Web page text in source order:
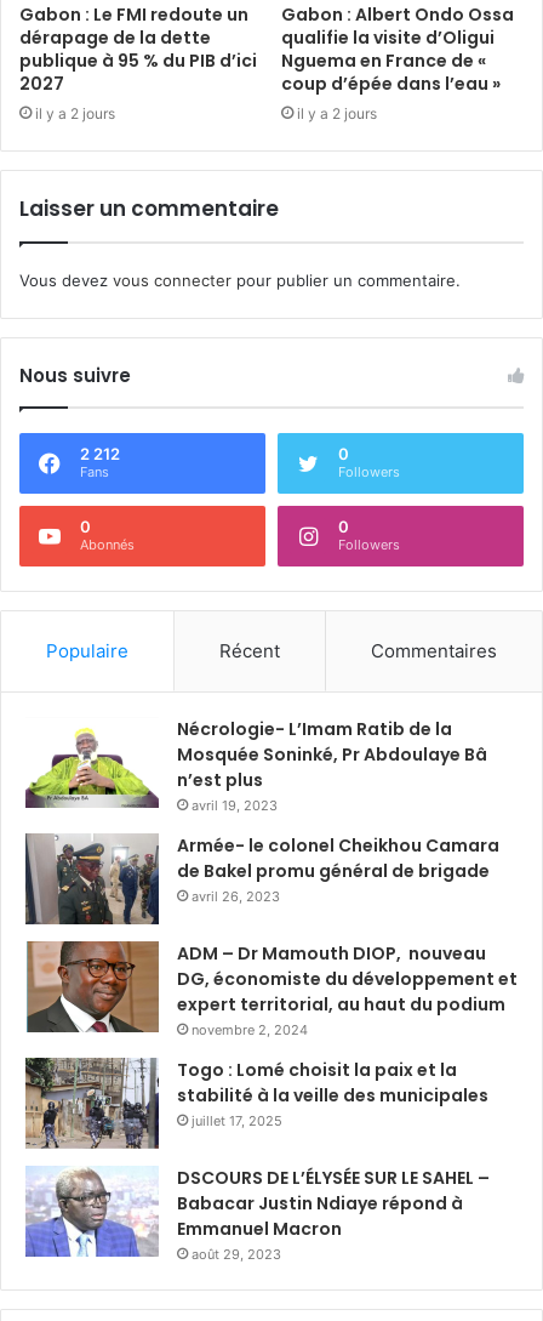
Gabon : Le FMI redoute un
dérapage de la dette
publique à 95 % du PIB d’ici
2027
il y a 2 jours
Gabon : Albert Ondo Ossa
qualifie la visite d’Oligui
Nguema en France de «
coup d’épée dans l’eau »
il y a 2 jours
Laisser un commentaire
Vous devez vous connecter pour publier un commentaire.
Nous suivre
2 212
Fans
0
Followers
0
Abonnés
0
Followers
Populaire Récent Commentaires
Nécrologie- L’Imam Ratib de la
Mosquée Soninké, Pr Abdoulaye Bâ
n’est plus
avril 19, 2023
Armée- le colonel Cheikhou Camara
de Bakel promu général de brigade
avril 26, 2023
ADM – Dr Mamouth DIOP, nouveau
DG, économiste du développement et
expert territorial, au haut du podium
novembre 2, 2024
Togo : Lomé choisit la paix et la
stabilité à la veille des municipales
juillet 17, 2025
DSCOURS DE L’ÉLYSÉE SUR LE SAHEL –
Babacar Justin Ndiaye répond à
Emmanuel Macron
août 29, 2023